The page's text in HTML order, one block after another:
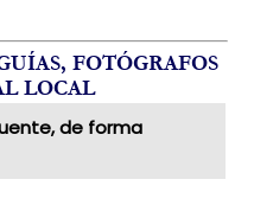
FOTÓGRAFOS
LOCAL
de forma